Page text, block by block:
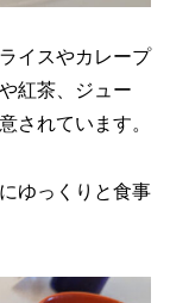
イスやカレープ
紅茶、ジュー
されています。
ゆっくりと食事